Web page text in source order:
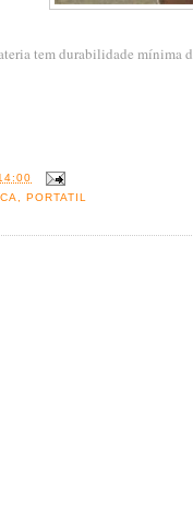
tem durabilidade mínima
,PORTATIL